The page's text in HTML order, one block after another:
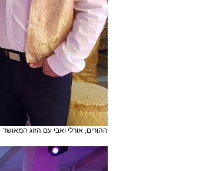
ההורים, אורלי ואבי עם הזוג המאושר